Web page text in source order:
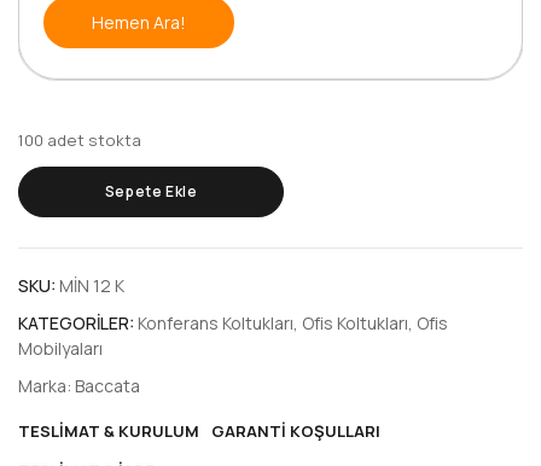
Hemen Ara!
100 adet stokta
Sepete Ekle
SKU: MİN 12 K
KATEGORILER: Konferans Koltukları, Ofis Koltukları, Ofis
Mobilyaları
Marka: Baccata
TESLIMAT & KURULUM
GARANTI KOŞULLARI